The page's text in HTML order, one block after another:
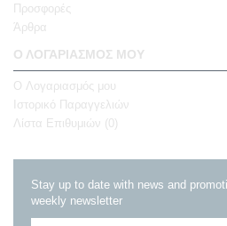
Προσφορές
Άρθρα
Ο ΛΟΓΑΡΙΑΣΜΌΣ ΜΟΥ
O Λογαριασμός μου
Ιστορικό Παραγγελιών
Λίστα Επιθυμιών ( 0 )
Stay up to date with news and
weekly newsletter